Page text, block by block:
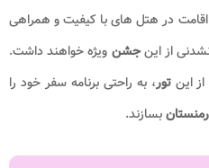
اقامت در هتل های با کیفیت و همراهی
از اینجشن ویژه خواهند داشت.
از اینتور، به راحتی برنامه سفر خود را
بسازند.